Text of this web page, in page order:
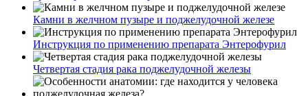
Камни в желчном пузыре и поджелудочной железе
Инструкция по применению препарата Энтерофурил
Четвертая стадия рака поджелудочной железы